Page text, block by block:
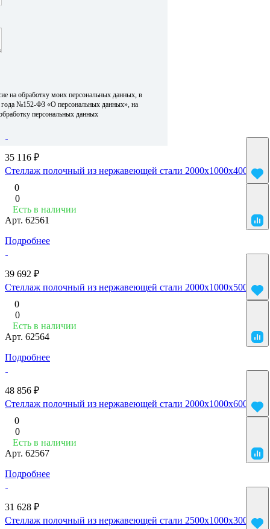
на обработку моих персональных данных, в
года №152-ФЗ «О персональных данных», на
персональных данных
Сначала дорогие
По умолчанию (возрастание)
По умолчанию (убывание)
35 116 ₽
Стеллаж полочный из нержавеющей стали 2000x1000x400
0
0
Есть в наличии
Арт. 62561
Подробнее
39 692 ₽
Стеллаж полочный из нержавеющей стали 2000x1000x500
0
0
Есть в наличии
Арт. 62564
Подробнее
48 856 ₽
Стеллаж полочный из нержавеющей стали 2000x1000x600
0
0
Есть в наличии
Арт. 62567
Подробнее
31 628 ₽
Стеллаж полочный из нержавеющей стали 2500x1000x300